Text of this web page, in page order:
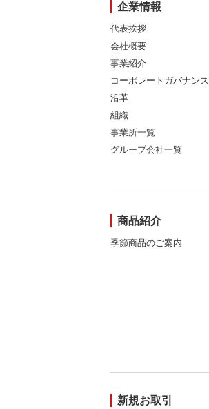
企業情報
代表挨拶
会社概要
事業紹介
コーポレートガバナンス
沿革
組織
事業所一覧
グループ会社一覧
商品紹介
季節商品のご案内
新規お取引